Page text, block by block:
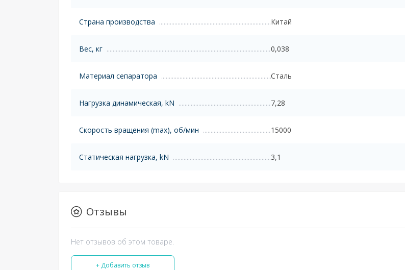
Страна производства Китай
Вес, кг 0,038
Материал сепаратора Сталь
Нагрузка динамическая, kN 7,28
Скорость вращения (max), об/мин 15000
Статическая нагрузка, kN 3,1
Отзывы
Нет отзывов об этом товаре.
+ Добавить отзыв